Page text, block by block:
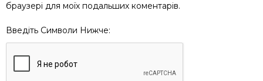
браузері для моїх подальших коментарів.
Введіть Символи Нижче: